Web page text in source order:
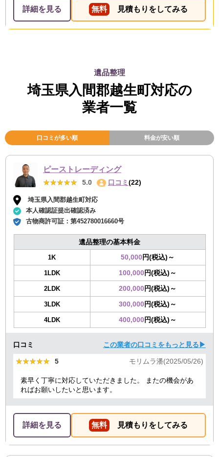
き、安心しました。 機会があればまたお願いしたいと思
います。
詳細を見る 無料 見積もりをしてみる
遺品整理
埼玉県入間郡越生町対応の
業者一覧
口コミが多い順 料金が安い順
ピーストレーディング
★★★★★
★★★★★ 5.0 口コミ (22)
埼玉県入間郡越生町対応
本人確認証提出確認済み
古物商許可証：第452780016660号
遺品整理の基本料金
1K 50,000円(税込)～
1LDK 100,000円(税込)～
2LDK 200,000円(税込)～
3LDK 300,000円(税込)～
4LDK 400,000円(税込)～
口コミ この業者の口コミをもっと見る▶
★★★★★
★★★★★ 5 モリムラ潘(2025/05/26)
素早く丁寧に対応していただきました。 またの機会があ
ればお願いしたいと思います。
詳細を見る 無料 見積もりをしてみる